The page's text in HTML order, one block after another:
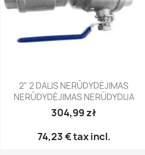
Greita peržiūra
2" 2 DALIS NERŪDYDĖJIMAS
NERŪDYDĖJIMAS NERŪDYDIJA
304,99 zł
74,23 €tax incl.